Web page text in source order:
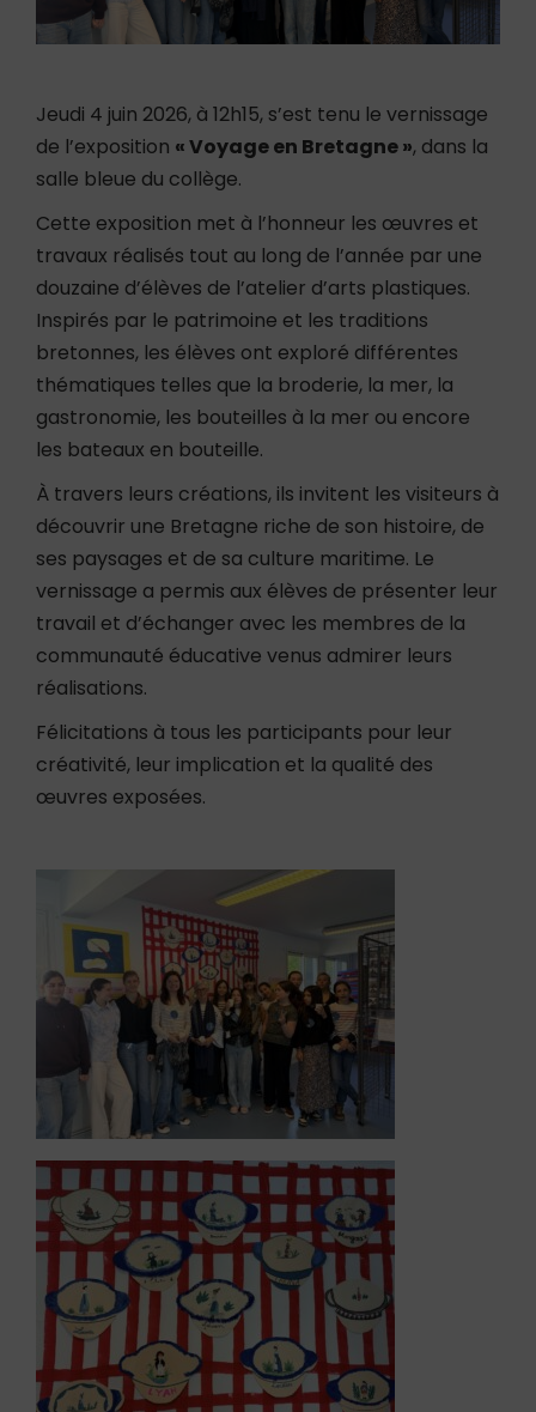
Jeudi 4 juin 2026, à 12h15, s’est tenu le vernissage
de l’exposition « Voyage en Bretagne », dans la
salle bleue du collège.
Cette exposition met à l’honneur les œuvres et
travaux réalisés tout au long de l’année par une
douzaine d’élèves de l’atelier d’arts plastiques.
Inspirés par le patrimoine et les traditions
bretonnes, les élèves ont exploré différentes
thématiques telles que la broderie, la mer, la
gastronomie, les bouteilles à la mer ou encore
les bateaux en bouteille.
À travers leurs créations, ils invitent les visiteurs à
découvrir une Bretagne riche de son histoire, de
ses paysages et de sa culture maritime. Le
vernissage a permis aux élèves de présenter leur
travail et d’échanger avec les membres de la
communauté éducative venus admirer leurs
réalisations.
Félicitations à tous les participants pour leur
créativité, leur implication et la qualité des
œuvres exposées.